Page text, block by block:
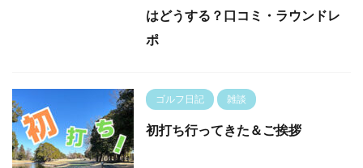
はどうする？口コミ・ラウンドレ
ポ
ゴルフ日記 雑談
初打ち行ってきた＆ご挨拶